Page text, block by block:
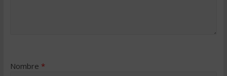
Nombre *